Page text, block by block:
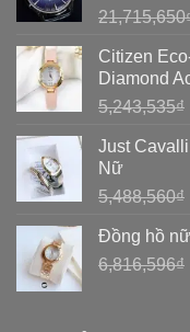
21,715,650
Citizen
Diamond
5,243,535₫
Just
Nữ
5,488,560₫
Đồng hồ
6,816,596₫